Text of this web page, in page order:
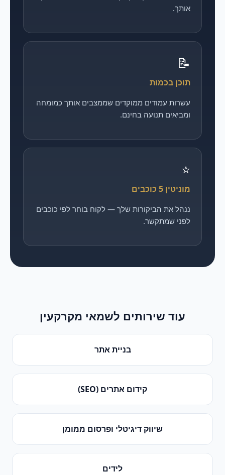
אותך.
📝
תוכן בכמות
עשרות עמודים ממוקדים שממצבים אותך כמומחה
ומביאים תנועה בחינם.
⭐
מוניטין 5 כוכבים
ננהל את הביקורות שלך — לקוח בוחר לפי כוכבים
לפני שמתקשר.
עוד שירותים לשמאי מקרקעין
בניית אתר
קידום אתרים (SEO)
שיווק דיגיטלי ופרסום ממומן
לידים